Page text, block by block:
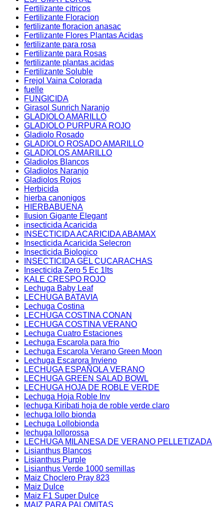
Fertilizante citricos
Fertilizante Floracion
fertilizante floracion anasac
Fertilizante Flores Plantas Acidas
fertilizante para rosa
Fertilizante para Rosas
fertilizante plantas acidas
Fertilizante Soluble
Frejol Vaina Colorada
fuelle
FUNGICIDA
Girasol Sunrich Naranjo
GLADIOLO AMARILLO
GLADIOLO PURPURA ROJO
Gladiolo Rosado
GLADIOLO ROSADO AMARILLO
GLADIOLOS AMARILLO
Gladiolos Blancos
Gladiolos Naranjo
Gladiolos Rojos
Herbicida
hierba canonigos
HIERBABUENA
Ilusion Gigante Elegant
insecticida Acaricida
INSECTICIDA ACARICIDA ABAMAX
Insecticida Acaricida Selecron
Insecticida Biologico
INSECTICIDA GEL CUCARACHAS
Insecticida Zero 5 Ec 1lts
KALE CRESPO ROJO
Lechuga Baby Leaf
LECHUGA BATAVIA
Lechuga Costina
LECHUGA COSTINA CONAN
LECHUGA COSTINA VERANO
Lechuga Cuatro Estaciones
Lechuga Escarola para frio
Lechuga Escarola Verano Green Moon
Lechuga Escarora Invieno
LECHUGA ESPAÑOLA VERANO
LECHUGA GREEN SALAD BOWL
LECHUGA HOJA DE ROBLE VERDE
Lechuga Hoja Roble Inv
lechuga Kiribati hoja de roble verde claro
lechuga lollo bionda
Lechuga Lollobionda
lechuga lollorossa
LECHUGA MILANESA DE VERANO PELLETIZADA
Lisianthus Blancos
Lisianthus Purple
Lisianthus Verde 1000 semillas
Maiz Choclero Pray 823
Maiz Dulce
Maiz F1 Super Dulce
MAIZ PARA PALOMITAS